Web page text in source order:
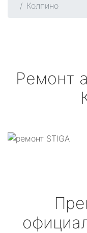
Колпино
Ремонт